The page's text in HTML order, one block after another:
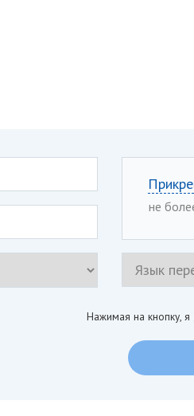
не
Нажимая на кнопку, я